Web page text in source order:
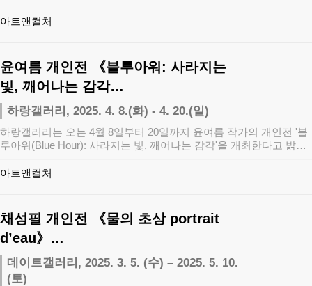
아트앤컬처
윤여름 개인전 《블루아워: 사라지는
빛, 깨어나는 감각…
하랑갤러리, 2025. 4. 8.(화) - 4. 20.(일)
하랑갤러리는 오는 4월 8일부터 20일까지 윤여름 작가의 개인전 '블
루아워(Blue Hour): 사라지는 빛, 깨어나는 감각'을 개최한다고 밝
아트앤컬처
채성필 개인전 《물의 초상 portrait
d’eau》…
데이트갤러리, 2025. 3. 5. (수) – 2025. 5. 10.
(토)